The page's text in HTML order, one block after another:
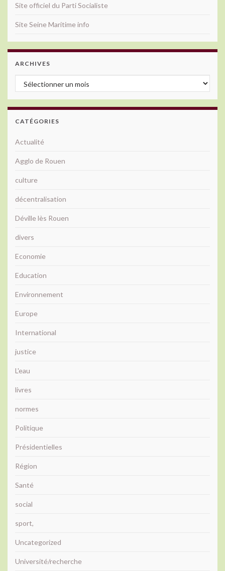
Site officiel du Parti Socialiste
Site Seine Maritime info
ARCHIVES
Archives
CATÉGORIES
Actualité
Agglo de Rouen
culture
décentralisation
Déville lès Rouen
divers
Economie
Education
Environnement
Europe
International
justice
L'eau
livres
normes
Politique
Présidentielles
Région
Santé
social
sport,
Uncategorized
Université/recherche